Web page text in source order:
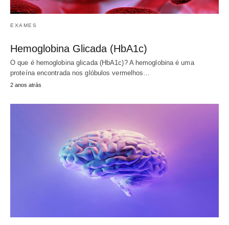
EXAMES
Hemoglobina Glicada (HbA1c)
O que é hemoglobina glicada (HbA1c)? A hemoglobina é uma
proteína encontrada nos glóbulos vermelhos…
2 anos atrás